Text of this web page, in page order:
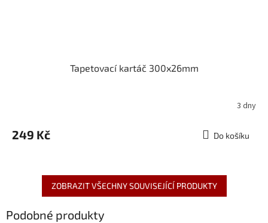
Tapetovací kartáč 300x26mm
3 dny
249 Kč Do košíku
ZOBRAZIT VŠECHNY SOUVISEJÍCÍ PRODUKTY
Podobné produkty